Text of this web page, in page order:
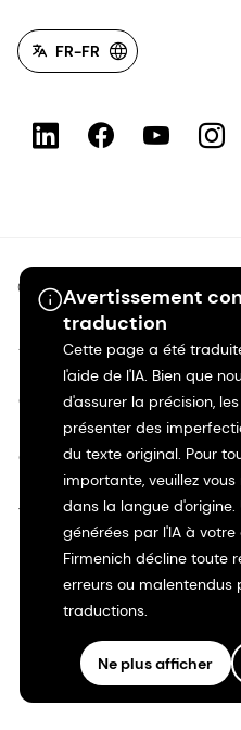
Avertissement
traduction
Cette page a été
l'aide de l'IA. Bien que
d'assurer la précision,
présenter des
du texte original. Pour
importante, veuillez
dans la langue
générées par l'IA à
Firmenich décline toute
erreurs ou malentendus
traductions.
Ne plus afficher
FR-FR
©2026 dsm-firmenich. Tous
Avis de confidentialité
Conditions d'utilisation
Conditions d'utilisation
Transparence en Californie
Déclaration d'accessibilité
Plan du site